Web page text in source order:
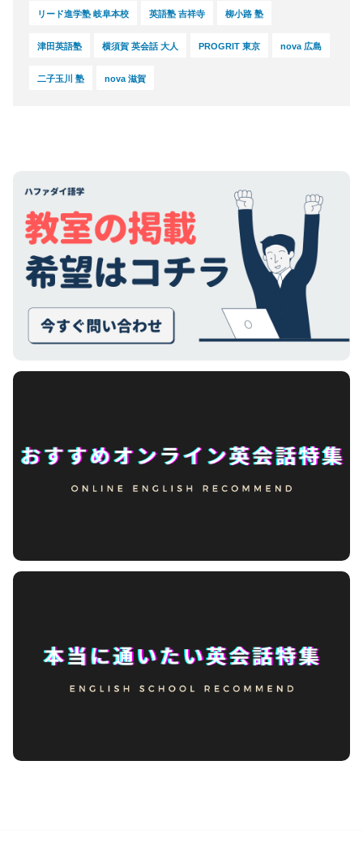
ス 小２
7,300
円(税込) / 月
語コー
8,500
英会話プ
ライベー
マンツーマン 社会人向け
4,000 円(税込) / 総額
回数：1 / 1セッション80分
リード進学塾 岐阜本校 英語塾 吉祥寺 柳小路 塾
津田英語塾 横須賀 英会話 大人 PROGRIT 東京 nova 広島
二子玉川 塾 nova 滋賀